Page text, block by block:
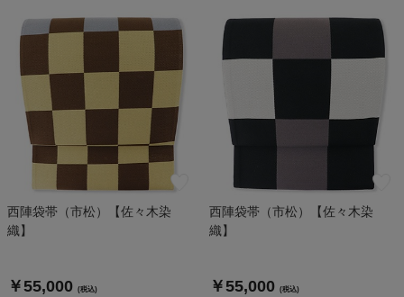
西陣袋帯（市松）【佐々木染
織】
￥55,000 (税込)
西陣袋帯（市松）【佐々木染
織】
￥55,000 (税込)